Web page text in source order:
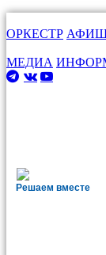
ОРКЕСТР
МЕДИА
Решаем вместе